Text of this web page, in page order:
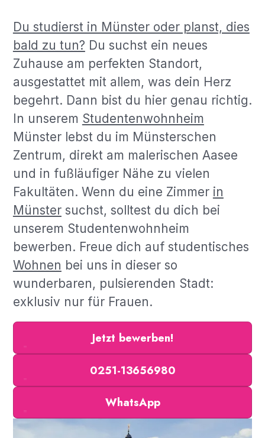
Du studierst in Münster oder planst, dies
bald zu tun? Du suchst ein neues
Zuhause am perfekten Standort,
ausgestattet mit allem, was dein Herz
begehrt. Dann bist du hier genau richtig.
In unserem Studentenwohnheim
Münster lebst du im Münsterschen
Zentrum, direkt am malerischen Aasee
und in fußläufiger Nähe zu vielen
Fakultäten. Wenn du eine Zimmer in
Münstersuchst, solltest du dich bei
unserem Studentenwohnheim
bewerben. Freue dich auf studentisches
Wohnen bei uns in dieser so
wunderbaren, pulsierenden Stadt:
exklusiv nur für Frauen.
Jetzt bewerben!
0251-13656980
WhatsApp